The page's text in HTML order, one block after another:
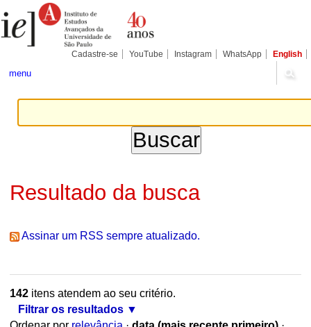
para
conteúdo.
Pessoais
Cadastre-se YouTube Instagram WhatsApp English
menu
Resultado da busca
Assinar um RSS sempre atualizado.
142itens atendem ao seu critério.
Filtrar os resultados